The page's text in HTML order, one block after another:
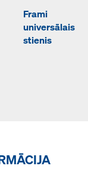
Frami
universālais
stienis